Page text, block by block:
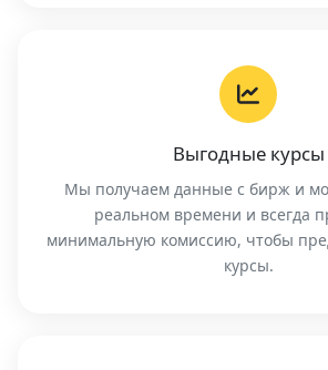
Выгодные курсы
Мы получаем данные с бирж и
реальном времени и всегда
минимальную комиссию, чтобы
курсы.